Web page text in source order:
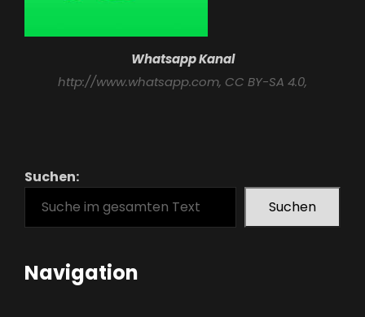
Whatsapp Kanal
http://www.whatsapp.com, CC BY-SA 4.0,
Suchen:
Suchen
Navigation